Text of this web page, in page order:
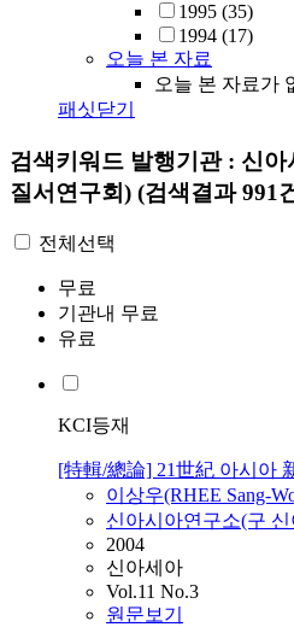
1995 (35)
1994 (17)
오늘 본 자료
오늘 본 자료가
패싯닫기
검색키워드 발행기관 : 신
질서연구회) (검색결과 991
전체선택
무료
기관내 무료
유료
KCI등재
[特輯/總論] 21世紀 아시아
이상우(RHEE Sang-
신아시아연구소(구
2004
신아세아
Vol.11 No.3
원문보기